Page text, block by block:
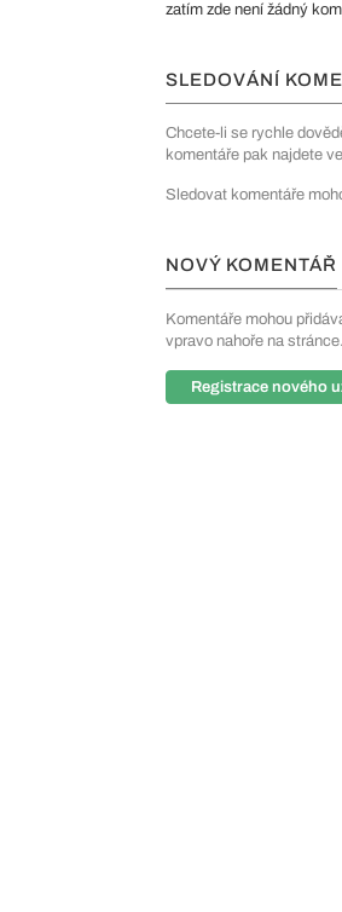
zatím zde není žádný
SLEDOVÁNÍ
Chcete-li se rychle
komentáře pak najdete
Sledovat komentáře
NOVÝ KOMENTÁŘ
Komentáře mohou
vpravo nahoře na
Registrace nového